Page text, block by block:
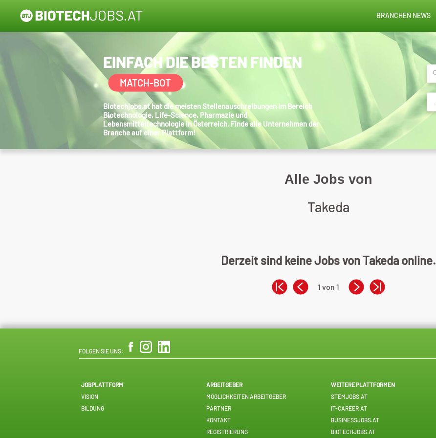
BRANCHEN NEWS
EINFACH DIE BESTEN FINDEN
MATCH-BOT
Biotechjobs.at hat die meisten Stellenauschreibungen im Bereich
Biotechnologie, Life-Science, Pharmazie und
Lebensmitteltechnologie in Österreich. Finde alle Unternehmen der
Branche auf einer Plattform!
Alle Jobs von
Takeda
Derzeit sind keine Jobs von Takeda online.
1 von 1
FOLGEN SIE UNS:
JOBPLATTFORM
VISION
BILDUNG
ARBEITGEBER
MÖGLICHKEITEN ARBEITGEBER
PARTNER
KONTAKT
REGISTRIERUNG
WEITERE PLATTFORMEN
STEMJOBS.AT
IT-CAREER.AT
BUSINESSJOBS.AT
BIOTECHJOBS.AT